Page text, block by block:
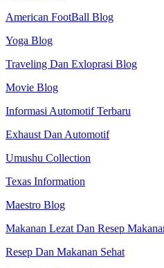
American FootBall Blog
Yoga Blog
Traveling Dan Exloprasi Blog
Movie Blog
Informasi Automotif Terbaru
Exhaust Dan Automotif
Umushu Collection
Texas Information
Maestro Blog
Makanan Lezat Dan Resep
Resep Dan Makanan Sehat